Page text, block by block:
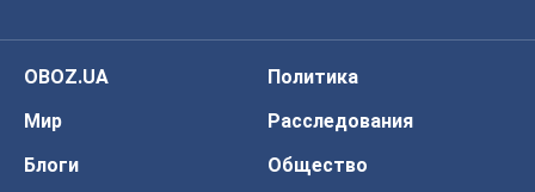
OBOZ.UA
Политика
Мир
Расследования
Блоги
Общество